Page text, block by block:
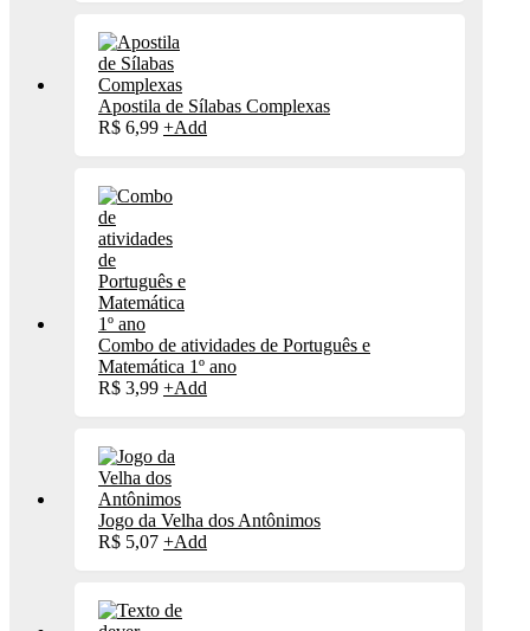
Apostila de Sílabas Complexas
R$ 6,99 +Add
Combo de atividades de Português e
Matemática 1º ano
R$ 3,99 +Add
Jogo da Velha dos Antônimos
R$ 5,07 +Add